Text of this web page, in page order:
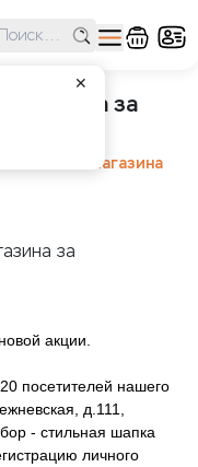
✕
за
магазина
акции.
посетителей нашего
д.111,
- стильная шапка
личного